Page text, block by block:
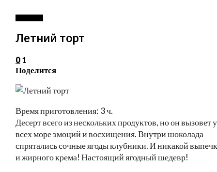
Летний торт
0 1
Поделится
Время приготовления: 3 ч.
Десерт всего из нескольких продуктов, но он вызовет у
всех море эмоций и восхищения. Внутри шоколада
спрятались сочные ягоды клубники. И никакой
и жирного крема! Настоящий ягодный шедевр!